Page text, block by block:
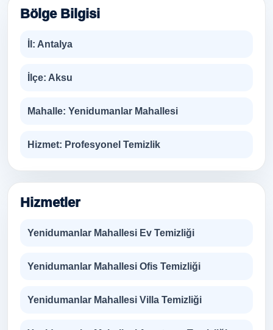
Bölge Bilgisi
İl: Antalya
İlçe: Aksu
Mahalle: Yenidumanlar Mahallesi
Hizmet: Profesyonel Temizlik
Hizmetler
Yenidumanlar Mahallesi Ev Temizliği
Yenidumanlar Mahallesi Ofis Temizliği
Yenidumanlar Mahallesi Villa Temizliği